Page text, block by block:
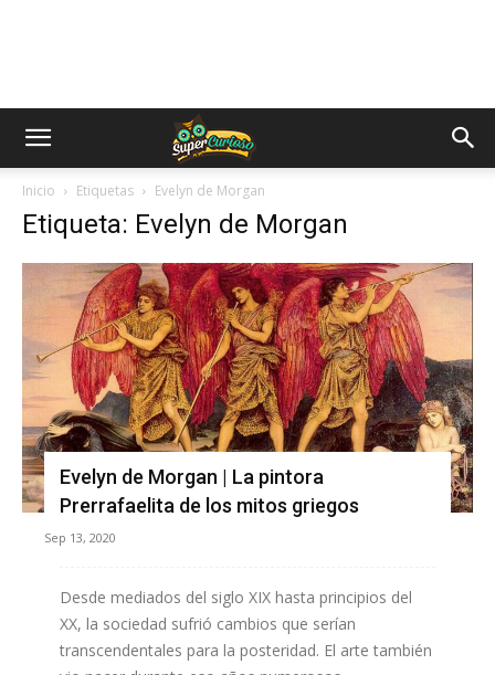
Inicio Etiquetas Evelyn de Morgan
Etiqueta: Evelyn de Morgan
Evelyn de Morgan | La pintora
Prerrafaelita de los mitos griegos
Sep 13, 2020
Desde mediados del siglo XIX hasta principios del
XX, la sociedad sufrió cambios que serían
transcendentales para la posteridad. El arte también